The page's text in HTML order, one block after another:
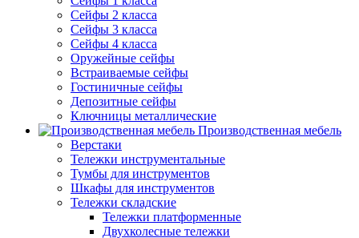
Сейфы 2 класса
Сейфы 3 класса
Сейфы 4 класса
Оружейные сейфы
Встраиваемые сейфы
Гостиничные сейфы
Депозитные сейфы
Ключницы металлические
Производственная мебель
Верстаки
Тележки инструментальные
Тумбы для инструментов
Шкафы для инструментов
Тележки складские
Тележки платформенные
Двухколесные тележки